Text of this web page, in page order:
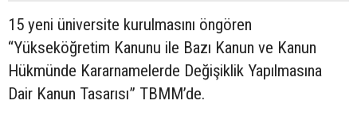
15 yeni üniversite kurulmasını öngören
“Yükseköğretim Kanunu ile Bazı Kanun ve Kanun
Hükmünde Kararnamelerde Değişiklik Yapılmasına
Dair Kanun Tasarısı” TBMM’de.